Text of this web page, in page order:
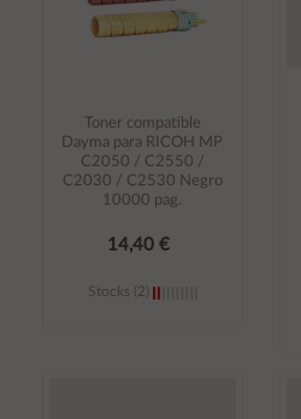
Toner compatible
Dayma para RICOH MP
C2050 / C2550 /
C2030 / C2530 Negro
10000 pag.
14,40 €
Stocks (2)